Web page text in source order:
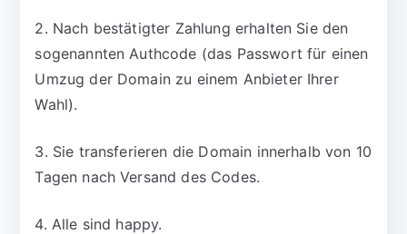
2. Nach bestätigter Zahlung erhalten Sie den
sogenannten Authcode (das Passwort für einen
Umzug der Domain zu einem Anbieter Ihrer
Wahl).
3. Sie transferieren die Domain innerhalb von 10
Tagen nach Versand des Codes.
4. Alle sind happy.